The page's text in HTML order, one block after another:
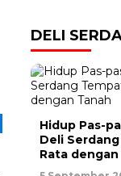
DELI
Hidup Pas-
Deli
Rata